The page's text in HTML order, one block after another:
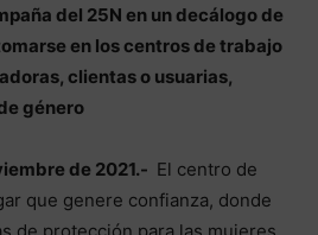
del 25N en un decálogo de
en los centros de trabajo
clientas o usuarias,
género
de 2021.- El centro de
que genere confianza, donde